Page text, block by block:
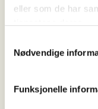
eller som de har
Nødvendige
Funksjonelle
🎮 Med Gaim
briller og blir med
13. september